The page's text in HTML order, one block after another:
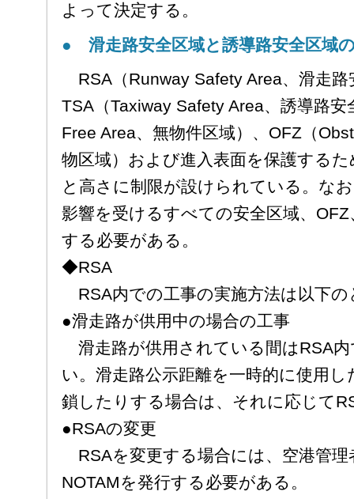
よって決定する。
● 滑走路安全区域と誘導路安全区域
RSA（Runway Safety Area、滑走路
TSA（Taxiway Safety Area、誘導路
Free Area、無物件区域）、OFZ（
物区域）および進入表面を保護する
と高さに制限が設けられている。な
影響を受けるすべての安全区域、
する必要がある。
◆RSA
RSA内での工事の実施方法は以下の
●滑走路が供用中の場合の工事
滑走路が供用されている間はRSA
い。滑走路公示距離を一時的に使用
鎖したりする場合は、それに応じて
●RSAの変更
RSAを変更する場合には、空港管理
NOTAMを発行する必要がある。